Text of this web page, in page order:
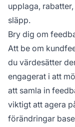
upplaga,
släpp.
Bry dig om
Att be om
du värdesätter
engagerat i att
att samla in
viktigt att agera
förändringar